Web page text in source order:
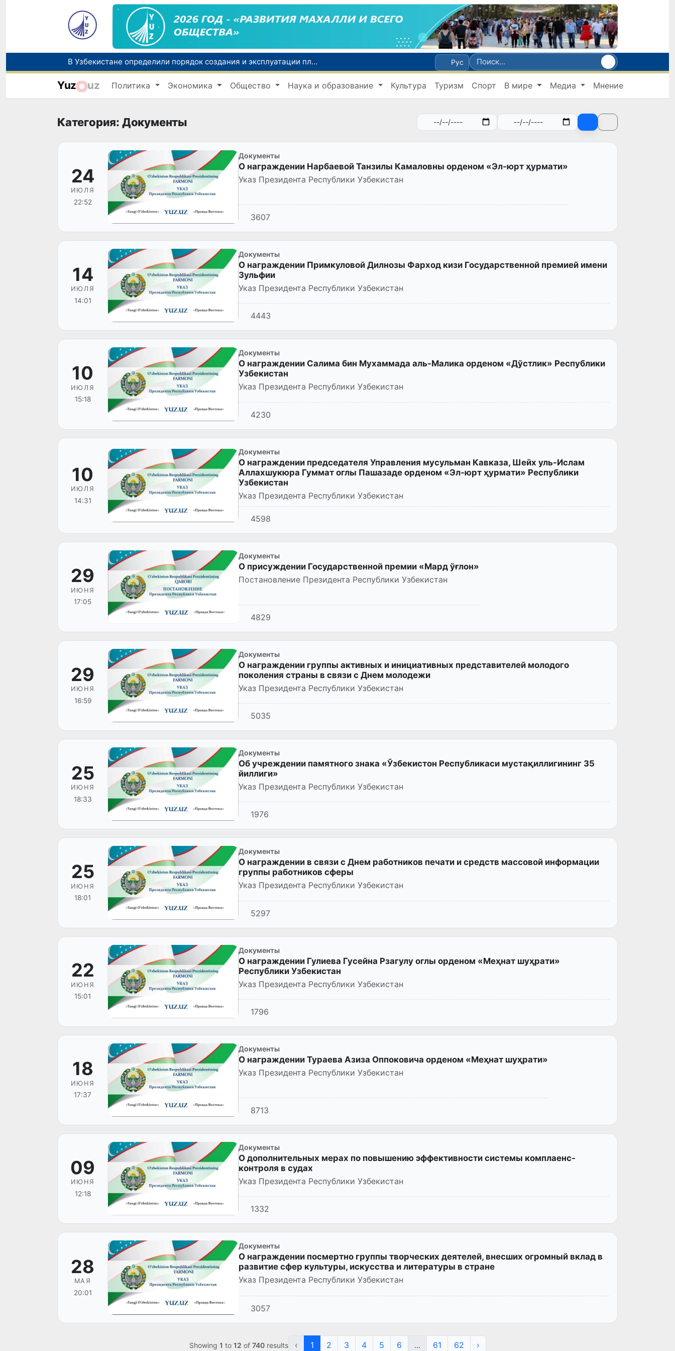
В Узбекистане определили порядок создания и эксплуатации платных автодорог
Мошенничество при трудоустройстве за рубежом: в Каракалпакстане и Ташкенте выявлены новые случаи обмана граждан
Премьер-министр Узбекистана принял участие во встрече с Президентом Кыргызстана в рамках мероприятий ЕАЭС
Рус
Yuz uz Политика Экономика Общество Наука и образование Культура Туризм Спорт В мире Медиа Мнение
Категория: Документы
24
ИЮЛЯ
22:52
Документы
О награждении Нарбаевой Танзилы Камаловны орденом «Эл-юрт ҳурмати»
Указ Президента Республики Узбекистан
3607
14
ИЮЛЯ
14:01
Документы
О награждении Примкуловой Дилнозы Фарход кизи Государственной премией имени
Зульфии
Указ Президента Республики Узбекистан
4443
10
ИЮЛЯ
15:18
Документы
О награждении Салима бин Мухаммада аль-Малика орденом «Дўстлик» Республики
Узбекистан
Указ Президента Республики Узбекистан
4230
10
ИЮЛЯ
14:31
Документы
О награждении председателя Управления мусульман Кавказа, Шейх уль-Ислам
Аллахшукюра Гуммат оглы Пашазаде орденом «Эл-юрт ҳурмати» Республики
Узбекистан
Указ Президента Республики Узбекистан
4598
29
ИЮНЯ
17:05
Документы
О присуждении Государственной премии «Мард ўғлон»
Постановление Президента Республики Узбекистан
4829
29
ИЮНЯ
16:59
Документы
О награждении группы активных и инициативных представителей молодого
поколения страны в связи с Днем молодежи
Указ Президента Республики Узбекистан
5035
25
ИЮНЯ
18:33
Документы
Об учреждении памятного знака «Ўзбекистон Республикаси мустақиллигининг 35
йиллиги»
Указ Президента Республики Узбекистан
1976
25
ИЮНЯ
18:01
Документы
О награждении в связи с Днем работников печати и средств массовой информации
группы работников сферы
Указ Президента Республики Узбекистан
5297
22
ИЮНЯ
15:01
Документы
О награждении Гулиева Гусейна Рзагулу оглы орденом «Меҳнат шуҳрати»
Республики Узбекистан
Указ Президента Республики Узбекистан
1796
18
ИЮНЯ
17:37
Документы
О награждении Тураева Азиза Оппоковича орденом «Меҳнат шуҳрати»
Указ Президента Республики Узбекистан
8713
09
ИЮНЯ
12:18
Документы
О дополнительных мерах по повышению эффективности системы комплаенс-
контроля в судах
Указ Президента Республики Узбекистан
1332
28
МАЯ
20:01
Документы
О награждении посмертно группы творческих деятелей, внесших огромный вклад в
развитие сфер культуры, искусства и литературы в стране
Указ Президента Республики Узбекистан
3057
Showing 1 to 12 of 740results ‹ 1 2 3 4 5 6 ... 61 62 ›